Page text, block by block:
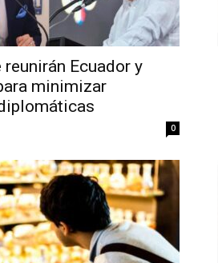
reunirán Ecuador y
minimizar
0